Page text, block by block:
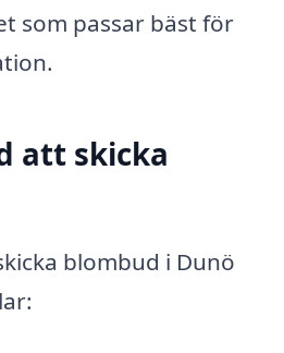
som passar bäst för
att skicka
blombud i Dunö